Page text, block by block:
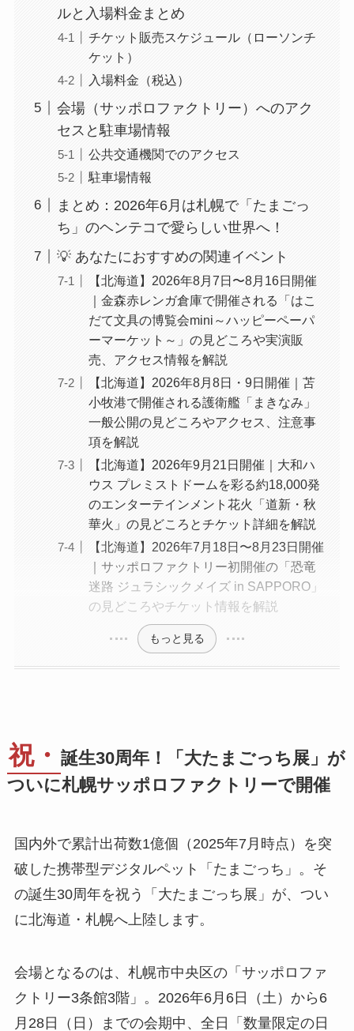
ルと入場料金まとめ
チケット販売スケジュール（ローソンチ
ケット）
入場料金（税込）
会場（サッポロファクトリー）へのアク
セスと駐車場情報
公共交通機関でのアクセス
駐車場情報
まとめ：2026年6月は札幌で「たまごっ
ち」のヘンテコで愛らしい世界へ！
💡 あなたにおすすめの関連イベント
【北海道】2026年8月7日〜8月16日開催
｜金森赤レンガ倉庫で開催される「はこ
だて文具の博覧会mini～ハッピーペーパ
ーマーケット～」の見どころや実演販
売、アクセス情報を解説
【北海道】2026年8月8日・9日開催｜苫
小牧港で開催される護衛艦「まきなみ」
一般公開の見どころやアクセス、注意事
項を解説
【北海道】2026年9月21日開催｜大和ハ
ウス プレミストドームを彩る約18,000発
のエンターテインメント花火「道新・秋
華火」の見どころとチケット詳細を解説
【北海道】2026年7月18日〜8月23日開催
｜サッポロファクトリー初開催の「恐竜
迷路 ジュラシックメイズ in SAPPORO」
の見どころやチケット情報を解説
もっと見る
祝・ 誕生30周年！「大たまごっち展」が
ついに札幌サッポロファクトリーで開催
国内外で累計出荷数1億個（2025年7月時点）を突
破した携帯型デジタルペット「たまごっち」。そ
の誕生30周年を祝う「大たまごっち展」が、つい
に北海道・札幌へ上陸します。
会場となるのは、札幌市中央区の「サッポロファ
クトリー3条館3階」。2026年6月6日（土）から6
月28日（日）までの会期中、全日「数量限定の日